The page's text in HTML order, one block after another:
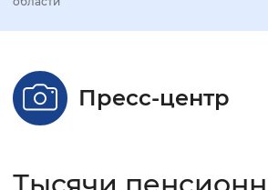
Настройка режима
Стандартный
Пресс-центр